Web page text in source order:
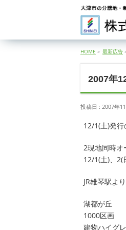
HOME » 最新広告
2007年
投稿日 : 2007年
12/1(土)発行
2現地同時オ
12/1(土)、2(
JR雄琴駅よ
湖都が丘
1000区画
建物ハイグ